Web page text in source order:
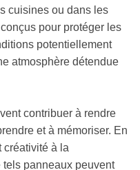
cuisines ou dans les
pour protéger les
potentiellement
atmosphère détendue
contribuer à rendre
et à mémoriser. En
créativité à la
panneaux peuvent